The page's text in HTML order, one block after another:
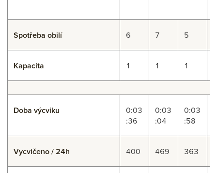
Spotřeba obilí 6 7 5
Kapacita 1 1 1
Doba výcviku
0:03
:36
0:03
:04
0:03
:58
Vycvičeno / 24h 400 469 363